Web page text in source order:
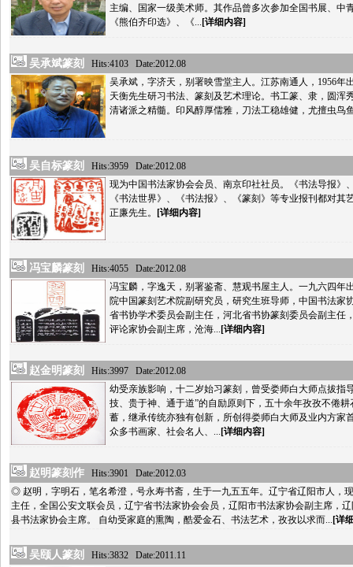
主编、国家一级美术师。其作品曾多次参加全国书展、中
《熊伯齐印选》、《... [详细内容]
吴承斌篆刻
Hits:4103 Date:2012.08
吴承斌，字济天，别署映雪堂主人。江苏南通人，1956年
天衡先生研习书法、篆刻及艺术理论。书工篆、隶，圆浑
清诸派之精髓。印风醇厚儒雅，刀法工稳雄健，尤擅虫鸟
吴自标篆刻
Hits:3959 Date:2012.08
现为中国书法家协会会员、南京印社社员。《书法导报》
《书法世界》、《书法报》、《篆刻》等专业报刊都对
正廉先生。
[详细内容]
冯宝麟篆刻
Hits:4055 Date:2012.08
冯宝麟，字逸天，别署鉴斋、慧观书屋主人。一九六四年
院中国篆刻艺术院副研究员，研究生班导师，中国书法家
省书协学术委员会副主任，河北省书协篆刻委员会副主任
评论家协会副主席，沧海... [详细内容]
赵金明篆刻
Hits:3997 Date:2012.08
幼受亲族影响，十二岁始习篆刻，曾受娄师白大师点拔指
技、贵于神、通于道”的自励原则下，五十余年孜孜不倦
蓄，继承传统亦独有创新，所创得娄师白大师及业内方家
众多书画家、社会名人、... [详细内容]
赵明篆刻作 Hits:3901 Date:2012.03
◎ 赵明，字明石，笔名希澄，号永寿书斋，生于一九五五年。辽宁省辽阳市人，
主任，全国公安文联会员，辽宁省书法家协会会员，辽阳市书法家协会副主席，
县书法家协会主席。 自幼受家庭的熏陶，酷爱金石、书法艺术，孜孜以求而... [详
吴颐人篆刻
Hits:3832 Date:2011.11